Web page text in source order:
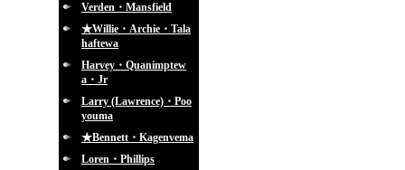
Verden・Mansfield
★Willie・Archie・Tala
haftewa
Harvey・Quanimptew
a・Jr
Larry (Lawrence)・Poo
youma
★Bennett・Kagenvema
Loren・Phillips